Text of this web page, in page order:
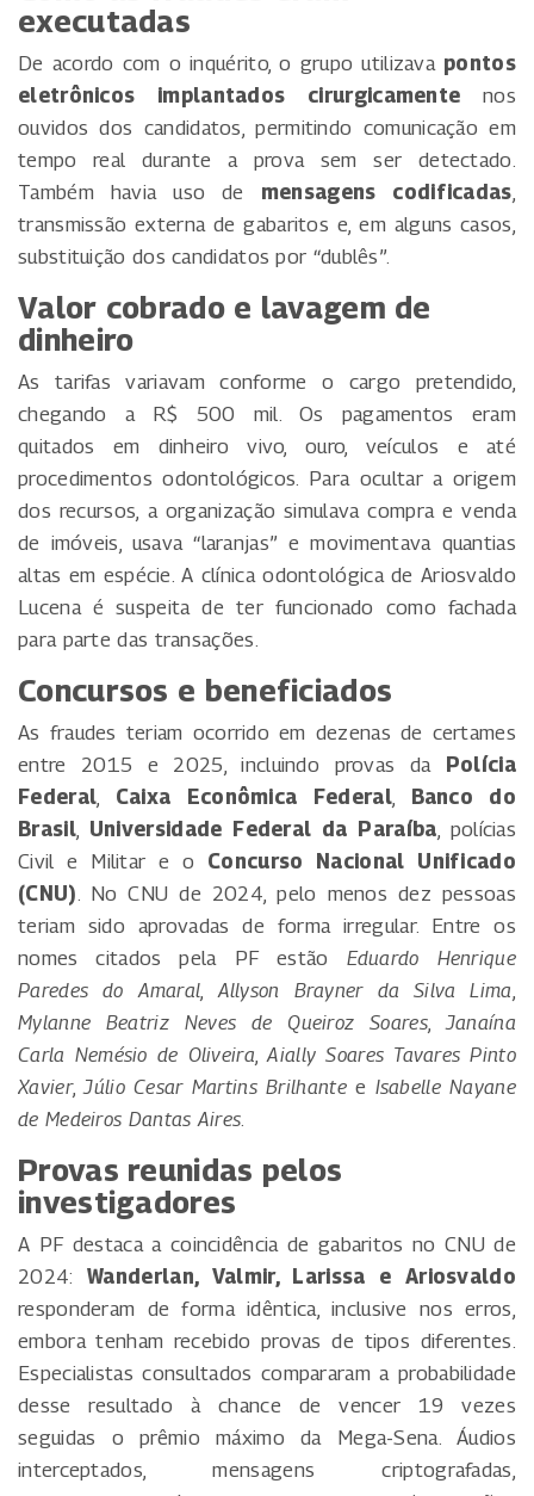
executadas
De acordo com o inquérito, o grupo utilizava pontos
eletrônicos implantados cirurgicamente nos
ouvidos dos candidatos, permitindo comunicação em
tempo real durante a prova sem ser detectado.
Também havia uso de mensagens codificadas,
transmissão externa de gabaritos e, em alguns casos,
substituição dos candidatos por “dublês”.
Valor cobrado e lavagem de
dinheiro
As tarifas variavam conforme o cargo pretendido,
chegando a R$ 500 mil. Os pagamentos eram
quitados em dinheiro vivo, ouro, veículos e até
procedimentos odontológicos. Para ocultar a origem
dos recursos, a organização simulava compra e venda
de imóveis, usava “laranjas” e movimentava quantias
altas em espécie. A clínica odontológica de Ariosvaldo
Lucena é suspeita de ter funcionado como fachada
para parte das transações.
Concursos e beneficiados
As fraudes teriam ocorrido em dezenas de certames
entre 2015 e 2025, incluindo provas da
Polícia
Federal, Caixa Econômica Federal,
Banco do
Brasil, Universidade Federal da Paraíba, polícias
Civil e Militar e o Concurso Nacional Unificado
(CNU). No CNU de 2024, pelo menos dez pessoas
teriam sido aprovadas de forma irregular. Entre os
nomes citados pela PF estão Eduardo Henrique
Paredes do Amaral,Allyson Brayner da Silva Lima,
Mylanne Beatriz Neves de Queiroz Soares,Janaína
Carla Nemésio de Oliveira,Aially Soares Tavares Pinto
Xavier,Júlio Cesar Martins Brilhantee Isabelle Nayane
de Medeiros Dantas Aires.
Provas reunidas pelos
investigadores
A PF destaca a coincidência de gabaritos no CNU de
2024:Wanderlan, Valmir, Larissa e Ariosvaldo
responderam de forma idêntica, inclusive nos erros,
embora tenham recebido provas de tipos diferentes.
Especialistas consultados compararam a probabilidade
desse resultado à chance de vencer 19 vezes
seguidas o prêmio máximo da Mega-Sena. Áudios
interceptados, mensagens criptografadas,